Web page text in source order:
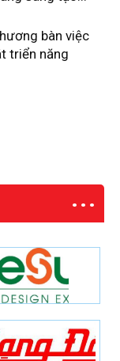
bàn việc
triển năng